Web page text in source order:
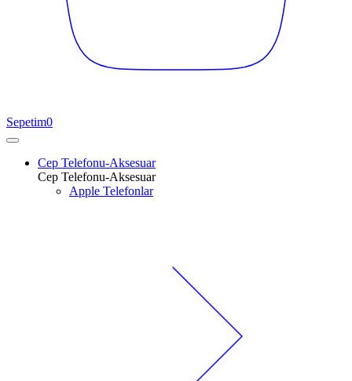
Sepetim0
Cep Telefonu-Aksesuar
Cep Telefonu-Aksesuar
Apple Telefonlar